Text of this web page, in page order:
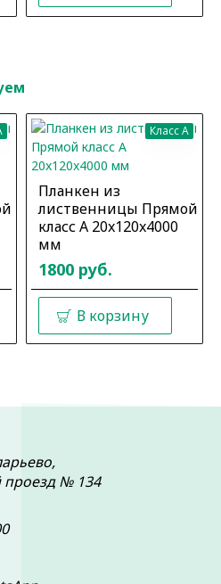
Класс A
Планкен из
лиственницы Прямой
класс А 20x120x4000
мм
1800 руб.
В корзину
проезд № 134